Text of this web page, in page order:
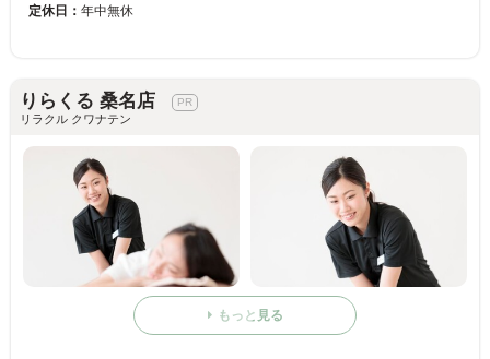
定休日： 年中無休
りらくる 桑名店
リラクル クワナテン
もっと見る